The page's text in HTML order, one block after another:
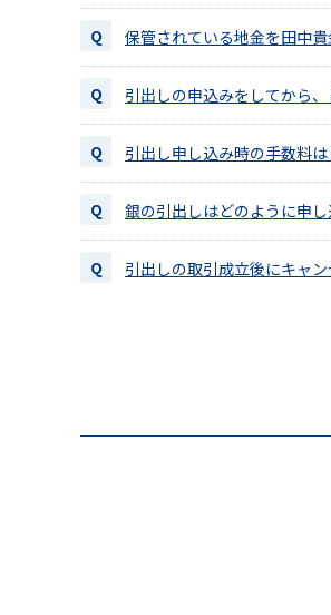
保管されている地金を田中
引出しの申込みをしてから
引出し申し込み時の手数料
銀の引出しはどのように申
引出しの取引成立後にキャ